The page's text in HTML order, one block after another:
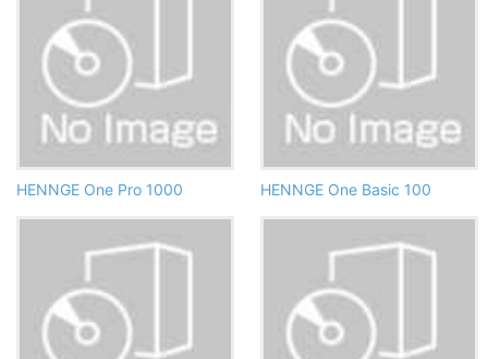
HENNGE One Pro 1000 HENNGE One Basic 100